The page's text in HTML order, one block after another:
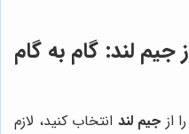
جیم لند: گام به گام
از جیم لند انتخاب کنید، لازم